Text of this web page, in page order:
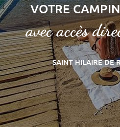
VOTRE
avec accès
SAINT HILAIRE DE